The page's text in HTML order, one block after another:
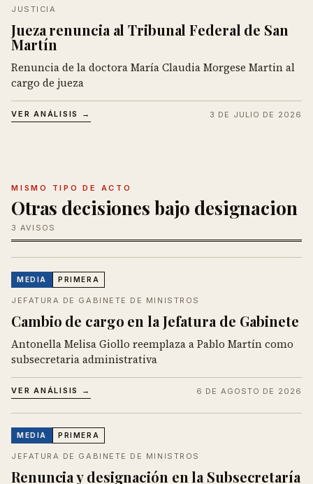
JUSTICIA
Jueza renuncia al Tribunal Federal de San
Martín
Renuncia de la doctora María Claudia Morgese Martin al
cargo de jueza
VER ANÁLISIS → 3 DE JULIO DE 2026
MISMO TIPO DE ACTO
Otras decisiones bajo designacion
3 AVISOS
MEDIA PRIMERA
JEFATURA DE GABINETE DE MINISTROS
Cambio de cargo en la Jefatura de Gabinete
Antonella Melisa Giollo reemplaza a Pablo Martín como
subsecretaria administrativa
VER ANÁLISIS → 6 DE AGOSTO DE 2026
MEDIA PRIMERA
JEFATURA DE GABINETE DE MINISTROS
Renuncia y designación en la Subsecretaría